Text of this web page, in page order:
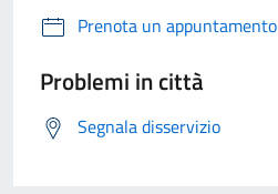
Prenota un appuntamento
Problemi in città
Segnala disservizio